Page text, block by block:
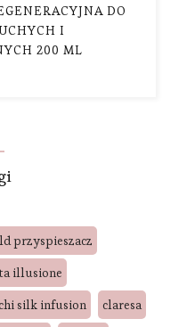
DO
I
200 ML
przyspieszacz
illusione
silk infusion
claresa